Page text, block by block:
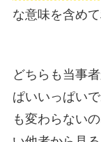
な意味を含め
どちらも当事
ぱいいっぱい
も変わらない